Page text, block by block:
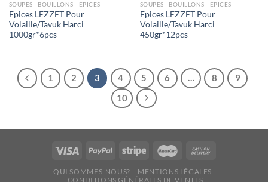
SOUPES - BOUILLONS - EPICES
Epices LEZZET Pour
Volaille/Tavuk Harci
1000gr*6pcs
SOUPES - BOUILLONS - EPICES
Epices LEZZET Pour
Volaille/Tavuk Harci
450gr*12pcs
1 2 3 4 5 6 … 8
9
10
QUI SOMMES-NOUS?
MENTIONS LÉGALES
CONDITIONS GÉNÉRALES DE VENTES